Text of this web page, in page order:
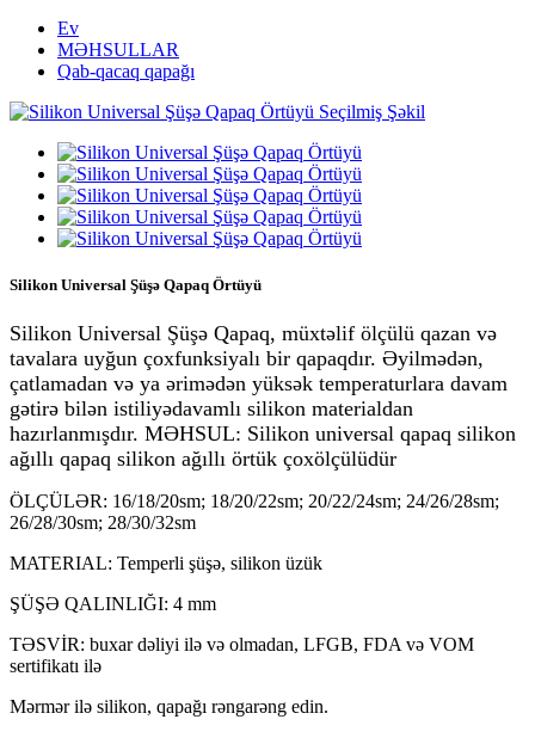
Ev
MƏHSULLAR
Qab-qacaq qapağı
Silikon Universal Şüşə Qapaq Örtüyü
Silikon Universal Şüşə Qapaq, müxtəlif ölçülü qazan və
tavalara uyğun çoxfunksiyalı bir qapaqdır. Əyilmədən,
çatlamadan və ya ərimədən yüksək temperaturlara davam
gətirə bilən istiliyədavamlı silikon materialdan
hazırlanmışdır. MƏHSUL: Silikon universal qapaq silikon
ağıllı qapaq silikon ağıllı örtük çoxölçülüdür
ÖLÇÜLƏR: 16/18/20sm; 18/20/22sm; 20/22/24sm; 24/26/28sm;
26/28/30sm; 28/30/32sm
MATERIAL: Temperli şüşə, silikon üzük
ŞÜŞƏ QALINLIĞI: 4 mm
TƏSVİR: buxar dəliyi ilə və olmadan, LFGB, FDA və VOM
sertifikatı ilə
Mərmər ilə silikon, qapağı rəngarəng edin.